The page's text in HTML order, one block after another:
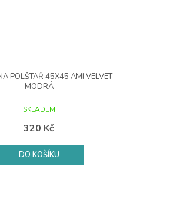
POLŠTÁŘ 45X45 AMI VELVET
MODRÁ
SKLADEM
320 Kč
DO KOŠÍKU